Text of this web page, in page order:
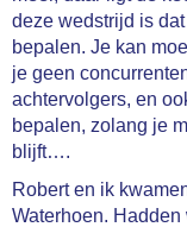
deze wedstrijd is
bepalen. Je kan
je geen
achtervolgers, en
bepalen, zolang je
blijft….
Robert en ik
Waterhoen.